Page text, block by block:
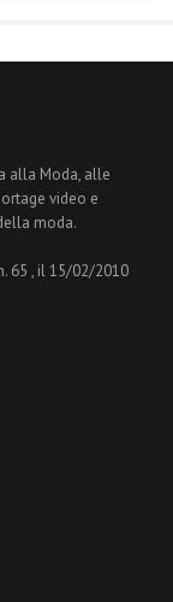
alla Moda, alle
video e
moda.
65 , il 15/02/2010